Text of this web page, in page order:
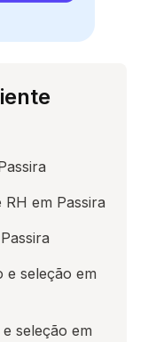
em Passira
e seleção em
seleção em